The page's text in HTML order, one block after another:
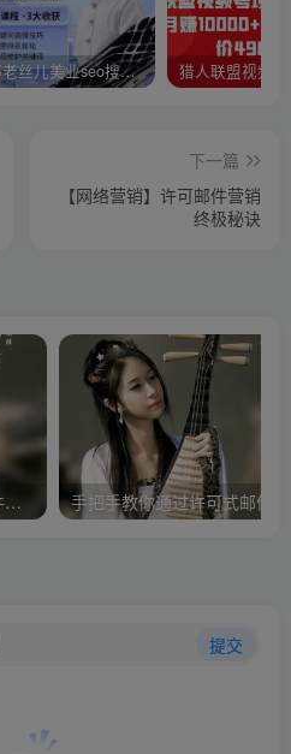
薛老丝儿美业seo搜索流量落地课，一周暴涨20w粉丝，全干货讲解
下一篇
【网络营销】许可邮件营销
终极秘诀
每天邮件营销3万-5万封邮件，实战月入万元，附带工具
提交